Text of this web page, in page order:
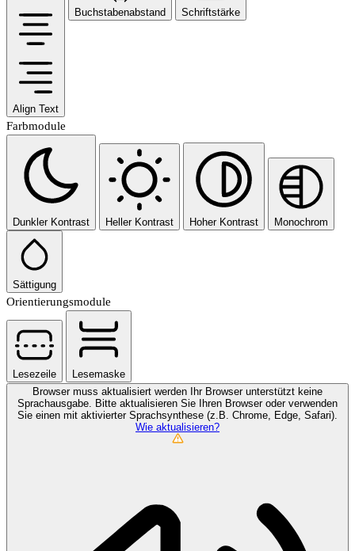
Align Text
Buchstabenabstand Schriftstärke
Farbmodule
Dunkler Kontrast Heller Kontrast Hoher Kontrast Monochrom
Sättigung
Orientierungsmodule
Lesezeile
Lesemaske
Browser muss aktualisiert werden
Ihr Browser unterstützt keine
Sprachausgabe. Bitte aktualisieren Sie Ihren Browser oder verwenden
Sie einen mit aktivierter Sprachsynthese (z.B. Chrome, Edge, Safari).
Wie aktualisieren?